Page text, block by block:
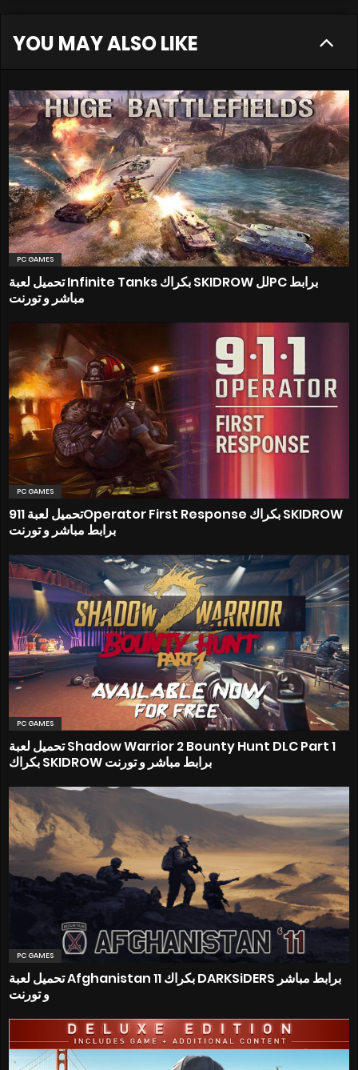
YOU MAY ALSO LIKE
PC GAMES
تحميل لعبة Infinite Tanks بكراك SKIDROW للPC برابط
مباشر و تورنت
PC GAMES
تحميل لعبة 911Operator First Response بكراك SKIDROW
برابط مباشر و تورنت
PC GAMES
تحميل لعبة Shadow Warrior 2 Bounty Hunt DLC Part 1
بكراك SKIDROW برابط مباشر و تورنت
PC GAMES
تحميل لعبة Afghanistan 11 بكراك DARKSiDERS برابط مباشر
و تورنت